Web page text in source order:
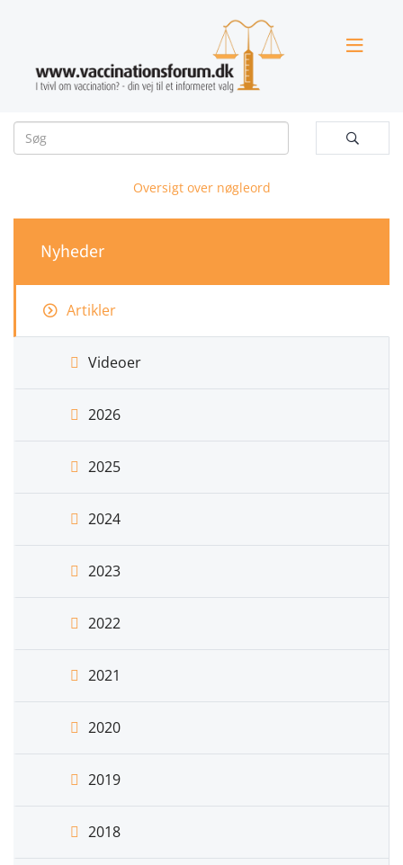


Oversigt over nøgleord
Nyheder
Artikler
Videoer
2026
2025
2024
2023
2022
2021
2020
2019
2018